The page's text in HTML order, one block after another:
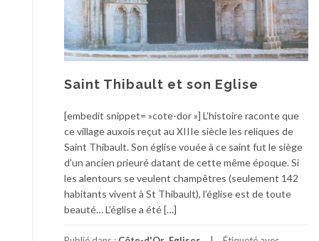
Saint Thibault et son Eglise
[embedit snippet= »cote-dor »] L’histoire raconte que
ce village auxois reçut au XIIIe siècle les reliques de
Saint Thibault. Son église vouée à ce saint fut le siège
d’un ancien prieuré datant de cette même époque. Si
les alentours se veulent champêtres (seulement 142
habitants vivent à St Thibault), l’église est de toute
beauté… L’église a été […]